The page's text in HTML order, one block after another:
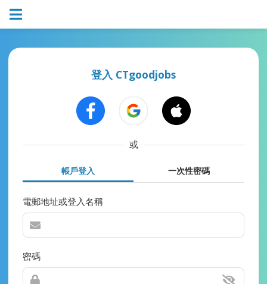
登入 CTgoodjobs
或
帳戶登入 一次性密碼
電郵地址或登入名稱
密碼